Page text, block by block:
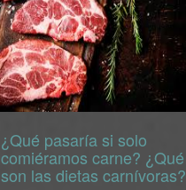
¿Qué pasaría si solo
comiéramos carne? ¿Qué
son las dietas carnívoras?